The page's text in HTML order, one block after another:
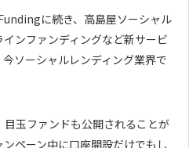
に続き、高島屋ソーシャル
ンファンディングなど新サービ
ソーシャルレンディング業界で
玉ファンドも公開されることが
ペーン中に口座開設だけでもし